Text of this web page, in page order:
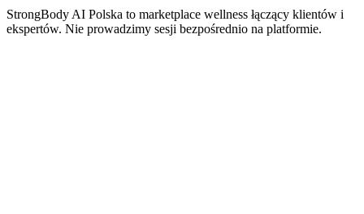
StrongBody AI Polska to marketplace wellness łączący klientów i
ekspertów. Nie prowadzimy sesji bezpośrednio na platformie.